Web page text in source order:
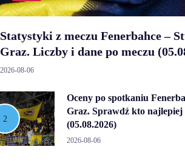
Statystyki z meczu Fenerbahce –
Graz. Liczby i dane po meczu
2026-08-06
Oceny po spotkaniu
Graz. Sprawdź kto najlepiej
(05.08.2026)
2026-08-06